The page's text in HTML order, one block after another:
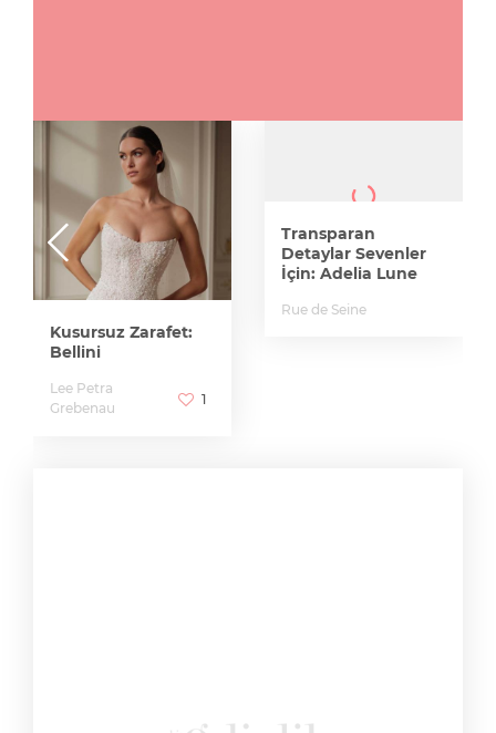
Kusursuz Zarafet:
Bellini
Lee Petra
Grebenau
1
Transparan
Detaylar Sevenler
İçin: Adelia Lune
Rue de Seine